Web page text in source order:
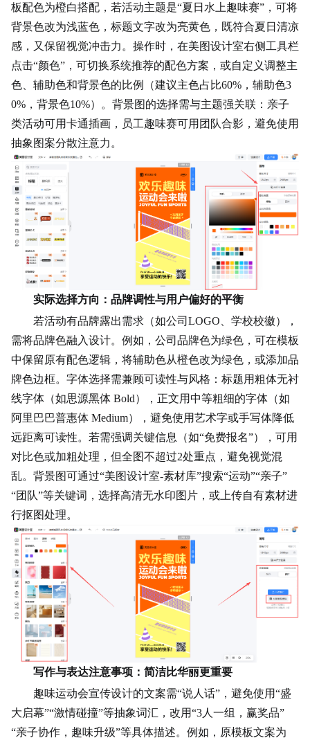
板配色为橙白搭配，若活动主题是“夏日水上趣味赛”，可将
背景色改为浅蓝色，标题文字改为亮黄色，既符合夏日清凉
感，又保留视觉冲击力。操作时，在美图设计室右侧工具栏
点击“颜色”，可切换系统推荐的配色方案，或自定义调整主
色、辅助色和背景色的比例（建议主色占比60%，辅助色3
0%，背景色10%）。背景图的选择需与主题强关联：亲子
类活动可用卡通插画，员工趣味赛可用团队合影，避免使用
抽象图案分散注意力。
实际选择方向：品牌调性与用户偏好的平衡
若活动有品牌露出需求（如公司LOGO、学校校徽），
需将品牌色融入设计。例如，公司品牌色为绿色，可在模板
中保留原有配色逻辑，将辅助色从橙色改为绿色，或添加品
牌色边框。字体选择需兼顾可读性与风格：标题用粗体无衬
线字体（如思源黑体 Bold），正文用中等粗细的字体（如
阿里巴巴普惠体 Medium），避免使用艺术字或手写体降低
远距离可读性。若需强调关键信息（如“免费报名”），可用
对比色或加粗处理，但全图不超过2处重点，避免视觉混
乱。背景图可通过“美图设计室-素材库”搜索“运动”“亲子”
“团队”等关键词，选择高清无水印图片，或上传自有素材进
行抠图处理。
写作与表达注意事项：简洁比华丽更重要
趣味运动会宣传设计的文案需“说人话”，避免使用“盛
大启幕”“激情碰撞”等抽象词汇，改用“3人一组，赢奖品”
“亲子协作，趣味升级”等具体描述。例如，原模板文案为